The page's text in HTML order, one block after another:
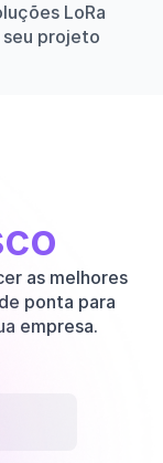
LoRa
projeto
as melhores
ponta para
empresa.